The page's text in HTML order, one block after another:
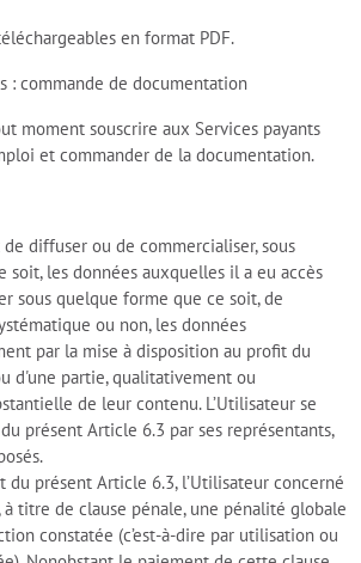
en format PDF.
: commande de documentation
moment souscrire aux Services payants
et commander de la documentation.
diffuser ou de commercialiser, sous
soit, les données auxquelles il a eu accès
sous quelque forme que ce soit, de
ou non, les données
par la mise à disposition au profit du
d'une partie, qualitativement ou
de leur contenu. L’Utilisateur se
présent Article 6.3 par ses représentants,
du présent Article 6.3, l’Utilisateur concerné
à titre de clause pénale, une pénalité globale
constatée (c’est-à-dire par utilisation ou